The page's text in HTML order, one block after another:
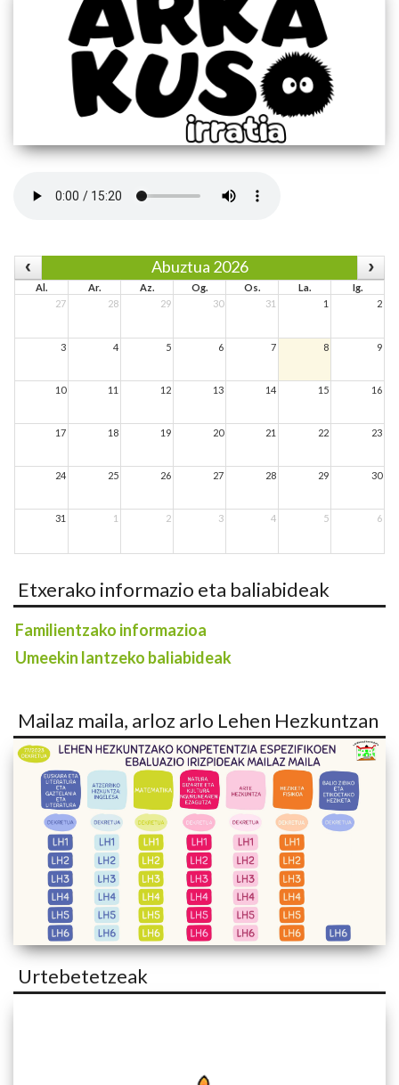
Abuztua 2026
Al. Ar. Az. Og. Os. La.
Ig.
27
28 29 30 31 1 2
3 4 5 6 7 8 9
10 11 12 13 14 15 16
17 18 19 20 21 22 23
24 25 26 27 28 29 30
31 1 2 3 4 5 6
Etxerako informazio eta baliabideak
Familientzako informazioa
Umeekin lantzeko baliabideak
Mailaz maila, arloz arlo Lehen Hezkuntzan
Urtebetetzeak